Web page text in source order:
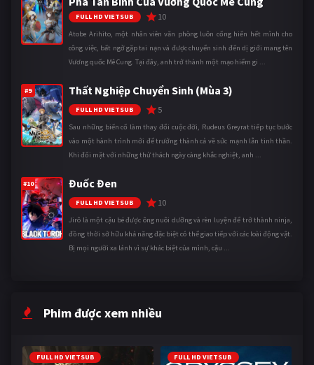
FULL HD VIETSUB 10
Atobe Arihito, một nhân viên văn phòng luôn cống hiến hết mình cho
công việc, bất ngờ gặp tai nạn và được chuyển sinh đến dị giới mang tên
Vương quốc Mê Cung. Tại đây, anh trở thành một mạo hiểm gi ...
#9 Thất Nghiệp Chuyển Sinh (Mùa 3)
FULL HD VIETSUB 5
Sau những biến cố làm thay đổi cuộc đời, Rudeus Greyrat tiếp tục bước
vào một hành trình mới để trưởng thành cả về sức mạnh lẫn tinh thần.
Khi đối mặt với những thử thách ngày càng khắc nghiệt, anh ...
#10 Đuốc Đen
FULL HD VIETSUB 10
Jirô là một cậu bé được ông nuôi dưỡng và rèn luyện để trở thành ninja,
đồng thời sở hữu khả năng đặc biệt có thể giao tiếp với các loài động vật.
Bị mọi người xa lánh vì sự khác biệt của mình, cậu ...
Phim được xem nhiều
FULL HD VIETSUB FULL HD VIETSUB